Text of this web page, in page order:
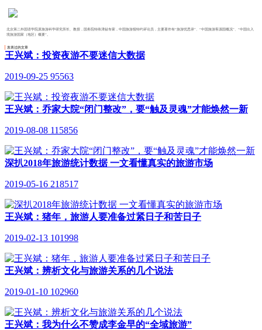
北京第二外国语学院原旅游科学研究所长、教授，国务院特殊津贴专家，中国旅游报特约评论员，主要著作有“旅游忧思录”、“中国旅游客源国概况”、“中国出入
境旅游国家（地区）概要”。
发表过的文章
王兴斌：投资夜游不要迷信大数据
2019-09-25 95563
王兴斌：乔家大院“闭门整改”，要“触及灵魂”才能焕然一新
2019-08-08 115856
深扒2018年旅游统计数据 一文看懂真实的旅游市场
2019-05-16 218517
王兴斌：猪年，旅游人要准备过紧日子和苦日子
2019-02-13 101998
王兴斌：辨析文化与旅游关系的几个说法
2019-01-10 102960
王兴斌：我为什么不赞成李金早的“全域旅游”